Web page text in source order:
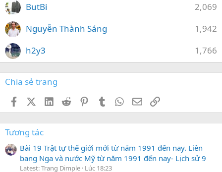
2,069
ButBi
1,942
Nguyễn Thành Sáng
1,766
h2y3
Chia sẻ trang
FacebookX (Twitter)
LinkedIn
Reddit PinterestTumblr WhatsApp
EmailLink
Tương tác
Bài 19 Trật tự thế giới mới từ năm 1991 đến nay. Liên
bang Nga và nước Mỹ từ năm 1991 đến nay- Lịch sử 9
Latest: Trang Dimple Lúc 18:23